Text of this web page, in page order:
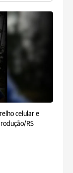
celular e
RS